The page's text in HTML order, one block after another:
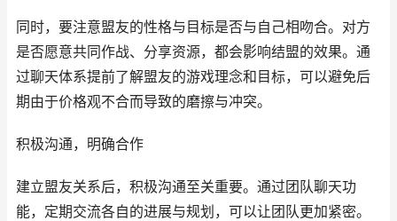
同时，要注意盟友的性格与目标是否与自己相吻合。对方
是否愿意共同作战、分享资源，都会影响结盟的效果。通
过聊天体系提前了解盟友的游戏理念和目标，可以避免后
期由于价格观不合而导致的磨擦与冲突。
积极沟通，明确合作
建立盟友关系后，积极沟通至关重要。通过团队聊天功
能，定期交流各自的进展与规划，可以让团队更加紧密。